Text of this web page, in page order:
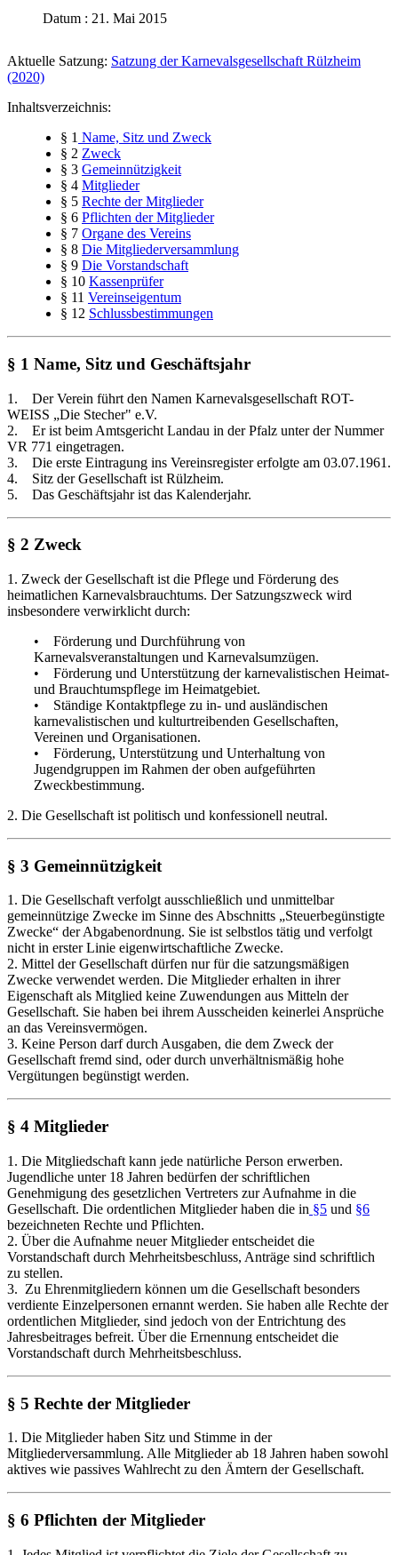
Datum : 21. Mai 2015
Aktuelle Satzung: Satzung der Karnevalsgesellschaft Rülzheim
(2020)
Inhaltsverzeichnis:
§ 1 Name, Sitz und Zweck
§ 2 Zweck
§ 3 Gemeinnützigkeit
§ 4 Mitglieder
§ 5 Rechte der Mitglieder
§ 6 Pflichten der Mitglieder
§ 7 Organe des Vereins
§ 8 Die Mitgliederversammlung
§ 9 Die Vorstandschaft
§ 10 Kassenprüfer
§ 11 Vereinseigentum
§ 12 Schlussbestimmungen
§ 1 Name, Sitz und Geschäftsjahr
1. Der Verein führt den Namen Karnevalsgesellschaft ROT-
WEISS „Die Stecher" e.V.
2. Er ist beim Amtsgericht Landau in der Pfalz unter der Nummer
VR 771 eingetragen.
3. Die erste Eintragung ins Vereinsregister erfolgte am 03.07.1961.
4. Sitz der Gesellschaft ist Rülzheim.
5. Das Geschäftsjahr ist das Kalenderjahr.
§ 2 Zweck
1. Zweck der Gesellschaft ist die Pflege und Förderung des
heimatlichen Karnevalsbrauchtums. Der Satzungszweck wird
insbesondere verwirklicht durch:
• Förderung und Durchführung von
Karnevalsveranstaltungen und Karnevalsumzügen.
• Förderung und Unterstützung der karnevalistischen Heimat-
und Brauchtumspflege im Heimatgebiet.
• Ständige Kontaktpflege zu in- und ausländischen
karnevalistischen und kulturtreibenden Gesellschaften,
Vereinen und Organisationen.
• Förderung, Unterstützung und Unterhaltung von
Jugendgruppen im Rahmen der oben aufgeführten
Zweckbestimmung.
2. Die Gesellschaft ist politisch und konfessionell neutral.
§ 3 Gemeinnützigkeit
1. Die Gesellschaft verfolgt ausschließlich und unmittelbar
gemeinnützige Zwecke im Sinne des Abschnitts „Steuerbegünstigte
Zwecke“ der Abgabenordnung. Sie ist selbstlos tätig und verfolgt
nicht in erster Linie eigenwirtschaftliche Zwecke.
2. Mittel der Gesellschaft dürfen nur für die satzungsmäßigen
Zwecke verwendet werden. Die Mitglieder erhalten in ihrer
Eigenschaft als Mitglied keine Zuwendungen aus Mitteln der
Gesellschaft. Sie haben bei ihrem Ausscheiden keinerlei Ansprüche
an das Vereinsvermögen.
3. Keine Person darf durch Ausgaben, die dem Zweck der
Gesellschaft fremd sind, oder durch unverhältnismäßig hohe
Vergütungen begünstigt werden.
§ 4 Mitglieder
1. Die Mitgliedschaft kann jede natürliche Person erwerben.
Jugendliche unter 18 Jahren bedürfen der schriftlichen
Genehmigung des gesetzlichen Vertreters zur Aufnahme in die
Gesellschaft. Die ordentlichen Mitglieder haben die in §5 und §6
bezeichneten Rechte und Pflichten.
2. Über die Aufnahme neuer Mitglieder entscheidet die
Vorstandschaft durch Mehrheitsbeschluss, Anträge sind schriftlich
zu stellen.
3. Zu Ehrenmitgliedern können um die Gesellschaft besonders
verdiente Einzelpersonen ernannt werden. Sie haben alle Rechte der
ordentlichen Mitglieder, sind jedoch von der Entrichtung des
Jahresbeitrages befreit. Über die Ernennung entscheidet die
Vorstandschaft durch Mehrheitsbeschluss.
§ 5 Rechte der Mitglieder
1. Die Mitglieder haben Sitz und Stimme in der
Mitgliederversammlung. Alle Mitglieder ab 18 Jahren haben sowohl
aktives wie passives Wahlrecht zu den Ämtern der Gesellschaft.
§ 6 Pflichten der Mitglieder